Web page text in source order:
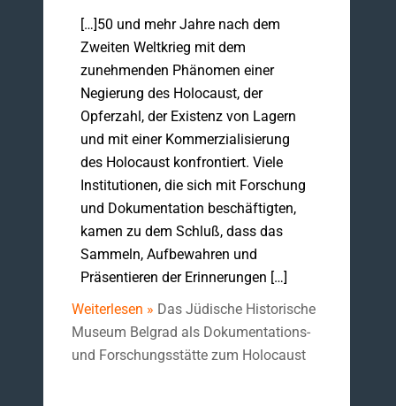
[…]50 und mehr Jahre nach dem
Zweiten Weltkrieg mit dem
zunehmenden Phänomen einer
Negierung des Holocaust, der
Opferzahl, der Existenz von Lagern
und mit einer Kommerzialisierung
des Holocaust konfrontiert. Viele
Institutionen, die sich mit Forschung
und Dokumentation beschäftigten,
kamen zu dem Schluß, dass das
Sammeln, Aufbewahren und
Präsentieren der Erinnerungen […]
Weiterlesen » Das Jüdische Historische
Museum Belgrad als Dokumentations-
und Forschungsstätte zum Holocaust